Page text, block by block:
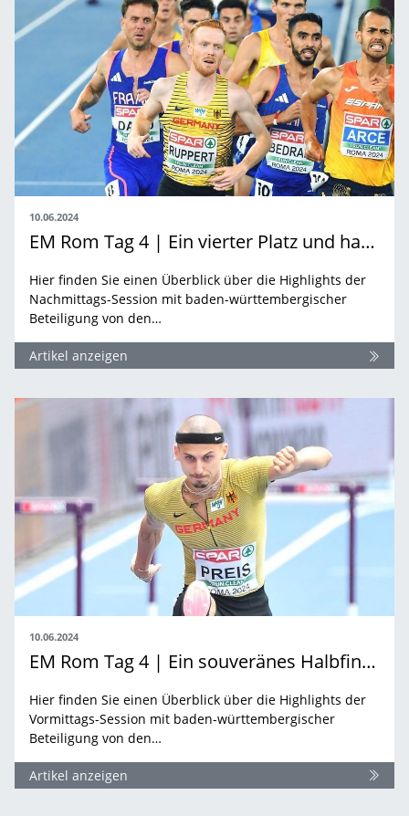
10.06.2024
EM Rom Tag 4 | Ein vierter Platz und harte Kämpfe
Hier finden Sie einen Überblick über die Highlights der
Nachmittags-Session mit baden-württembergischer
Beteiligung von den…
Artikel anzeigen
10.06.2024
EM Rom Tag 4 | Ein souveränes Halbfinal-Ticket und Start des Zehnkampfs
Hier finden Sie einen Überblick über die Highlights der
Vormittags-Session mit baden-württembergischer
Beteiligung von den…
Artikel anzeigen